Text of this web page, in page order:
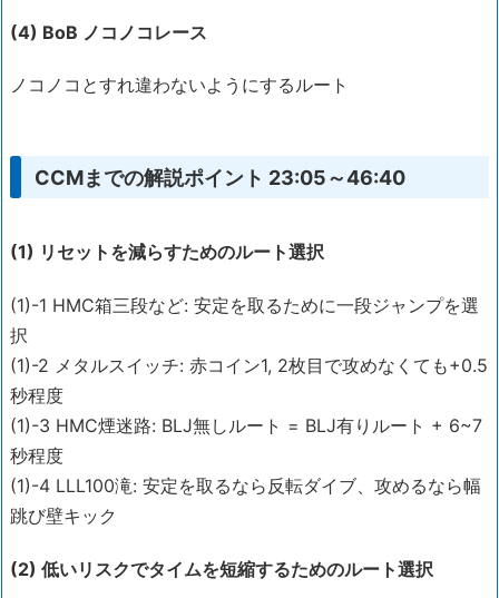
(4) BoB ノコノコレース
ノコノコとすれ違わないようにするルート
CCMまでの解説ポイント 23:05～46:40
(1) リセットを減らすためのルート選択
(1)-1 HMC箱三段など: 安定を取るために一段ジャンプを選
択
(1)-2 メタルスイッチ: 赤コイン1, 2枚目で攻めなくても+0.5
秒程度
(1)-3 HMC煙迷路: BLJ無しルート = BLJ有りルート + 6~7
秒程度
(1)-4 LLL100滝: 安定を取るなら反転ダイブ、攻めるなら幅
跳び壁キック
(2) 低いリスクでタイムを短縮するためのルート選択